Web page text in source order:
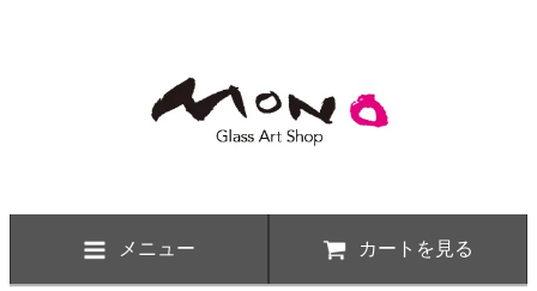
メニュー カートを見る